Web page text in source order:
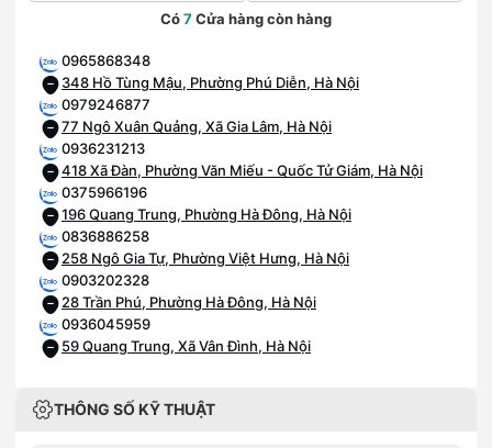
Có7Cửa hàng còn hàng
0965868348
348 Hồ Tùng Mậu, Phường Phú Diễn, Hà Nội
0979246877
77 Ngô Xuân Quảng, Xã Gia Lâm, Hà Nội
0936231213
418 Xã Đàn, Phường Văn Miếu - Quốc Tử Giám, Hà Nội
0375966196
196 Quang Trung, Phường Hà Đông, Hà Nội
0836886258
258 Ngô Gia Tự, Phường Việt Hưng, Hà Nội
0903202328
28 Trần Phú, Phường Hà Đông, Hà Nội
0936045959
59 Quang Trung, Xã Vân Đình, Hà Nội
THÔNG SỐ KỸ THUẬT